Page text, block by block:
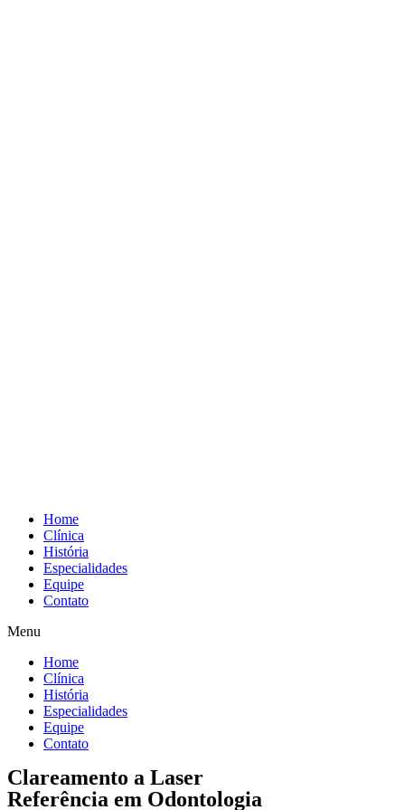
Home
Clínica
História
Especialidades
Equipe
Contato
Menu
Home
Clínica
História
Especialidades
Equipe
Contato
Clareamento a Laser
Referência em Odontologia